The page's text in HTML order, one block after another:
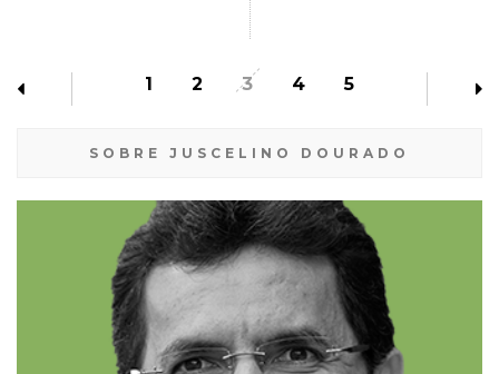
1 2 3 4 5
SOBRE JUSCELINO DOURADO